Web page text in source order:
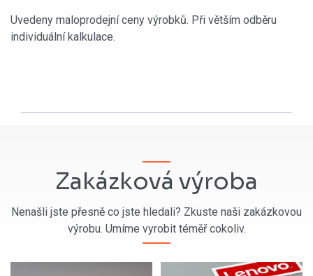
Uvedeny maloprodejní ceny výrobků. Při větším odběru
individuální kalkulace.
Zakázková výroba
Nenašli jste přesně co jste hledali? Zkuste naši zakázkovou
výrobu. Umíme vyrobit téměř cokoliv.